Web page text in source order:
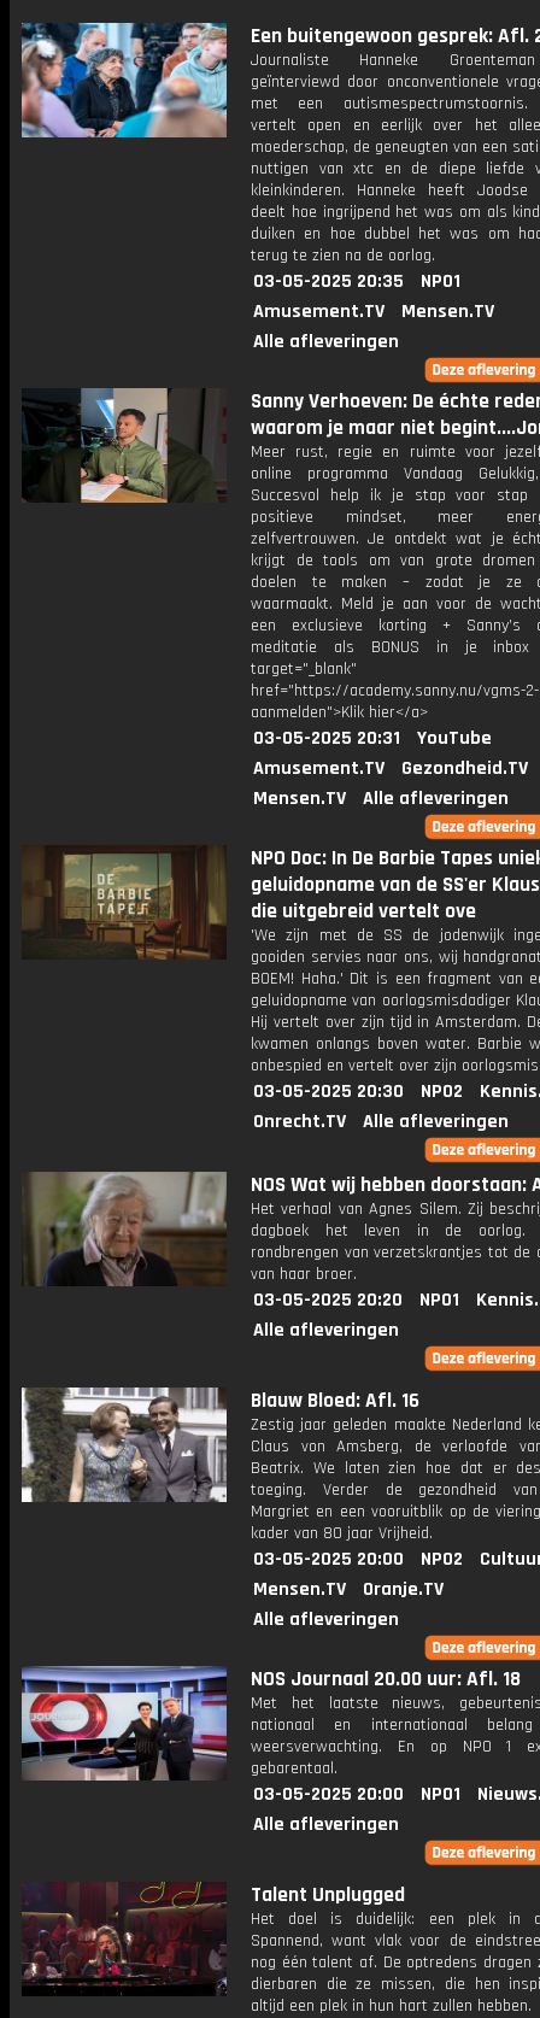
Een buitengewoon gesprek: Afl.
Journaliste Hanneke
geïnterviewd door onconventionele
met een autismespectrumstoornis.
vertelt open en eerlijk over het
moederschap, de geneugten van een
nuttigen van xtc en de diepe liefde
kleinkinderen. Hanneke heeft
deelt hoe ingrijpend het was om als
duiken en hoe dubbel het was om
terug te zien na de oorlog.
03-05-2025 20:35
NPO1
Amusement.TV
Mensen.TV
Alle afleveringen
Sanny Verhoeven: De échte
waarom je maar niet
Meer rust, regie en ruimte voor
online programma Vandaag
Succesvol help ik je stap voor stap
positieve mindset, meer
zelfvertrouwen. Je ontdekt wat je
krijgt de tools om van grote dromen
doelen te maken – zodat je ze
waarmaakt. Meld je aan voor de
een exclusieve korting + Sanny’s
meditatie als BONUS in je
target="_blank"
href="https://academy.sanny.nu/vgms-2-
aanmelden">Klik hier</a>
03-05-2025 20:31
YouTube
Amusement.TV
Gezondheid.TV
Mensen.TV
Alle afleveringen
NPO Doc: In De Barbie Tapes
geluidopname van de SS'er
die uitgebreid vertelt ove
'We zijn met de SS de jodenwijk
gooiden servies naar ons, wij
BOEM! Haha.' Dit is een fragment van
geluidopname van oorlogsmisdadiger
Hij vertelt over zijn tijd in Amsterdam.
kwamen onlangs boven water. Barbie
onbespied en vertelt over zijn
03-05-2025 20:30 NPO2
Onrecht.TV
Alle afleveringen
NOS Wat wij hebben doorstaan:
Het verhaal van Agnes Silem. Zij
dagboek het leven in de oorlog.
rondbrengen van verzetskrantjes tot de
van haar broer.
03-05-2025 20:20 NPO1
Alle afleveringen
Blauw Bloed: Afl. 16
Zestig jaar geleden maakte Nederland
Claus von Amsberg, de verloofde
Beatrix. We laten zien hoe dat er
toeging. Verder de gezondheid
Margriet en een vooruitblik op de
kader van 80 jaar Vrijheid.
03-05-2025 20:00 NPO2
Mensen.TV
Oranje.TV
Alle afleveringen
NOS Journaal 20.00 uur: Afl. 18
Met het laatste nieuws,
nationaal en internationaal
weersverwachting. En op NPO 1
gebarentaal.
03-05-2025 20:00 NPO1
Alle afleveringen
Talent Unplugged
Het doel is duidelijk: een plek in
Spannend, want vlak voor de
nog één talent af. De optredens dragen
dierbaren die ze missen, die hen
altijd een plek in hun hart zullen hebben.